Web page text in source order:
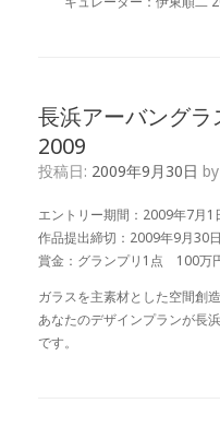
長浜アーバング
2009
投稿日: 2009年9月30日 by
エントリー期間：2009年7月1
作品提出締切：2009年9月30日
賞金：グランプリ1点 100万
ガラスを主素材とした空間創
あなたのデザインプランが長
です。